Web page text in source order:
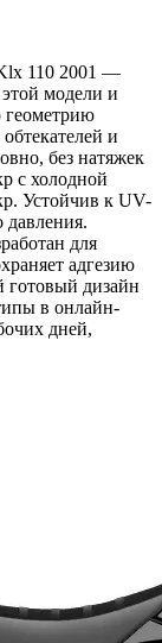
110 2001 —
модели и
геометрию
и
без натяжек
с холодной
Устойчив к UV-
давления.
для
адгезию
готовый дизайн
в онлайн-
дней,